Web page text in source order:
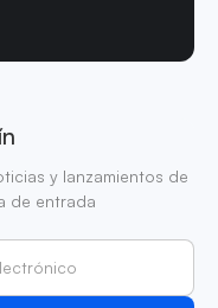
y lanzamientos de
de entrada